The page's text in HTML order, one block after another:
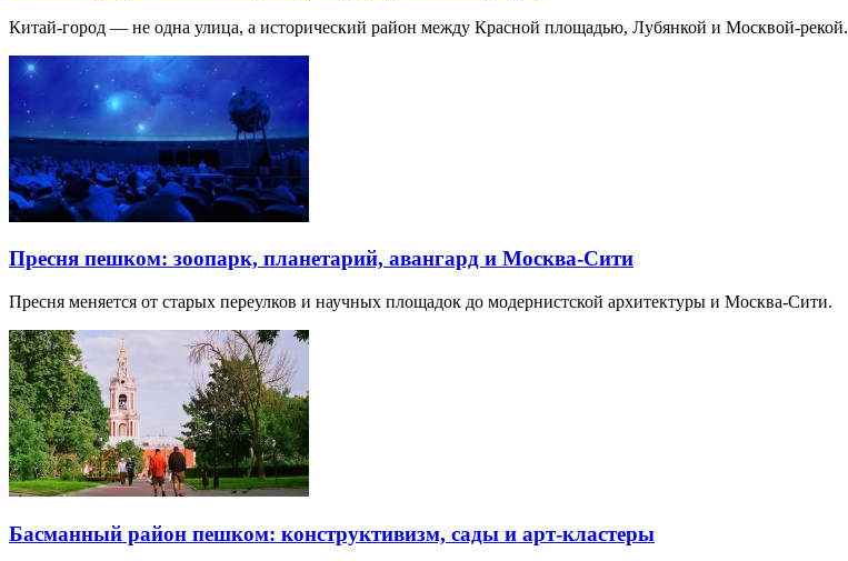
Китай-город — не одна улица, а исторический район между Красной площадью, Лубянкой и Москвой-рекой.
Пресня пешком: зоопарк, планетарий, авангард и Москва-Сити
Пресня меняется от старых переулков и научных площадок до модернистской архитектуры и Москва-Сити.
Басманный район пешком: конструктивизм, сады и арт-кластеры